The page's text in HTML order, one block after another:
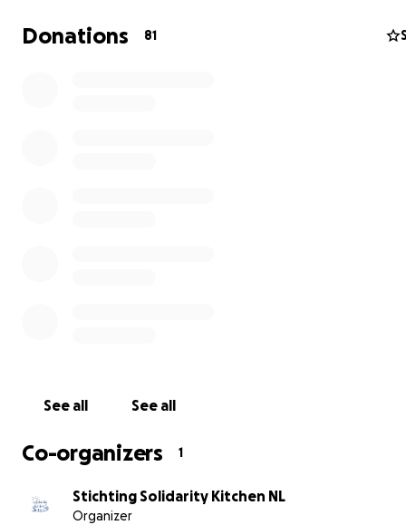
ontwikkelingen volgen via onze berichten op deze
Donations 81
See all See all
Co-organizers 1
Stichting Solidarity Kitchen NL
Organizer